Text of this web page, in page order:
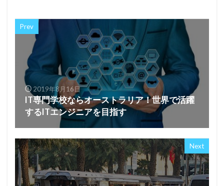
Prev
2019年8月16日
IT専門学校ならオーストラリア！世界で活躍
するITエンジニアを目指す
Next